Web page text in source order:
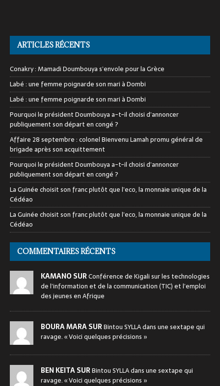
ARTICLES RÉCENTS
Conakry : Mamadi Doumbouya s’envole pour la Grèce
Labé : une femme poignarde son mari à Dombi
Labé : une femme poignarde son mari à Dombi
Pourquoi le président Doumbouya a-t-il choisi d’annoncer
publiquement son départ en congé ?
Affaire 28 septembre : colonel Bienvenu Lamah promu général de
brigade après son acquittement
Pourquoi le président Doumbouya a-t-il choisi d’annoncer
publiquement son départ en congé ?
La Guinée choisit son franc plutôt que l’eco, la monnaie unique de la
Cédéao
La Guinée choisit son franc plutôt que l’eco, la monnaie unique de la
Cédéao
COMMENTAIRES RÉCENTS
KAMANO SURConférence de Kigali sur les technologies
de l’information et de la communication (TIC) et l’emploi
des jeunes en Afrique
BOURA MARA SURBintou SYLLA dans une sextape qui
ravage. « Voici quelques précisions »
BEN KEITA SURBintou SYLLA dans une sextape qui
ravage. « Voici quelques précisions »